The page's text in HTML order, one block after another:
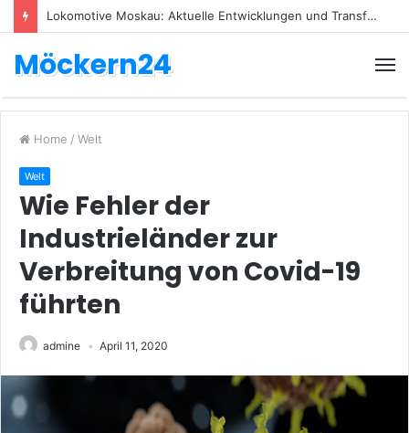
Lokomotive Moskau: Aktuelle Entwicklungen und Transfers
Möckern24
Home / Welt
Welt
Wie Fehler der
Industrieländer zur
Verbreitung von Covid-19
führten
admine April 11, 2020